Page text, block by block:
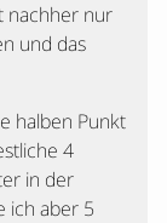
nachher nur
und das
halben Punkt
4
in der
ich aber 5